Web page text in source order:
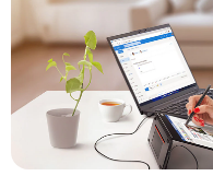
t
à